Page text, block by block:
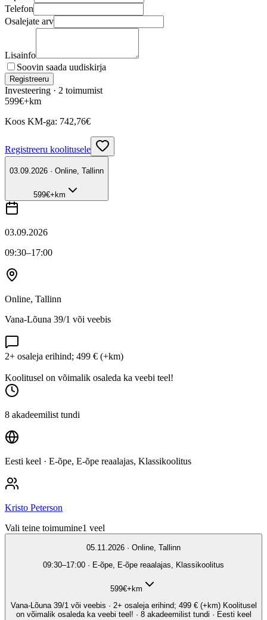
Telefon
Osalejate arv
Lisainfo
Soovin saada uudiskirja
Registreeru
Investeering · 2 toimumist
599€+km
Koos KM-ga: 742,76€
Registreeru koolitusele
03.09.2026 · Online, Tallinn
599€+km
03.09.2026
09:30–17:00
Online, Tallinn
Vana-Lõuna 39/1 või veebis
2+ osaleja erihind; 499 € (+km)
Koolitusel on võimalik osaleda ka veebi teel!
8 akadeemilist tundi
Eesti keel · E-õpe, E-õpe reaalajas, Klassikoolitus
Kristo Peterson
Vali teine toimumine1 veel
05.11.2026 · Online, Tallinn
09:30–17:00 · E-õpe, E-õpe reaalajas, Klassikoolitus
599€+km
Vana-Lõuna 39/1 või veebis · 2+ osaleja erihind; 499 € (+km) Koolitusel
on võimalik osaleda ka veebi teel! · 8 akadeemilist tundi · Eesti keel